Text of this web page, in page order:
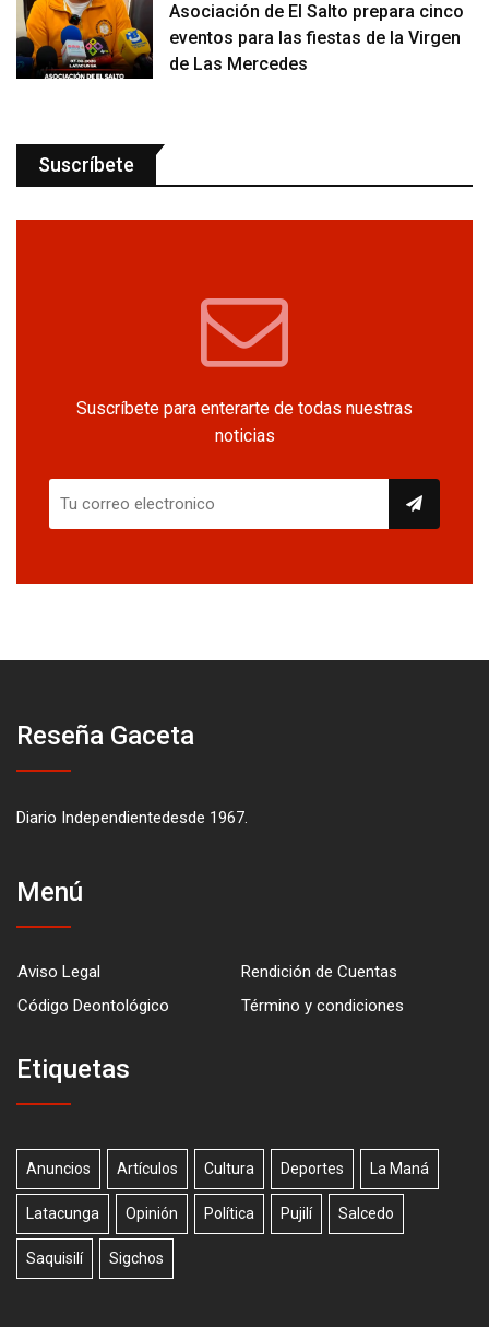
Asociación de El Salto prepara cinco
eventos para las fiestas de la Virgen
de Las Mercedes
Suscríbete
Suscríbete para enterarte de todas nuestras
noticias
Reseña Gaceta
Diario Independientedesde 1967.
Menú
Aviso Legal
Rendición de Cuentas
Código Deontológico
Término y condiciones
Etiquetas
Anuncios Artículos Cultura Deportes La Maná
Latacunga Opinión Política Pujilí Salcedo
Saquisilí Sigchos